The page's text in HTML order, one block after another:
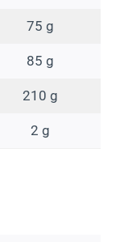
75 g
85 g
210 g
2 g